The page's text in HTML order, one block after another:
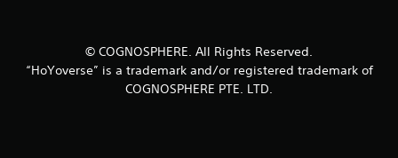
© COGNOSPHERE. All Rights Reserved.
“HoYoverse” is a trademark and/or registered trademark of
COGNOSPHERE PTE. LTD.